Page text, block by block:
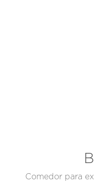
Comedor para